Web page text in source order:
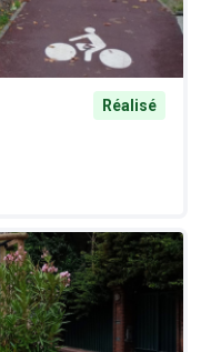
Réalisé